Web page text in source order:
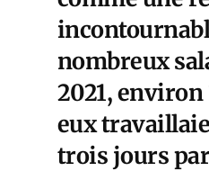
nombreux
2021, environ
eux
trois jours